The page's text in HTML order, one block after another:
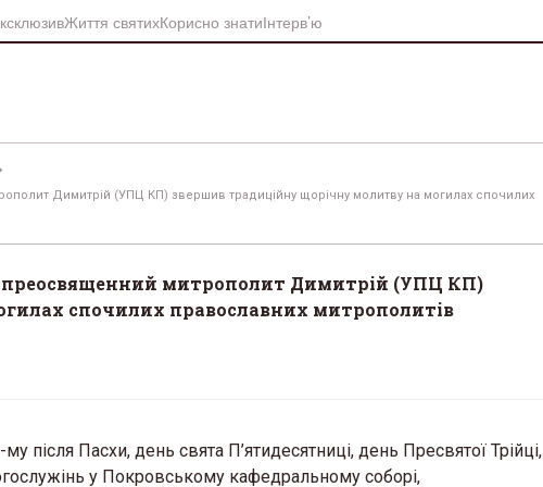
Життя святихКорисно знатиІнтерв’ю
Димитрій (УПЦ КП) звершив традиційну щорічну молитву на могилах спочилих
митрополит Димитрій (УПЦ КП)
спочилих православних митрополитів
після Пасхи, день свята П’ятидесятниці, день Пресвятої Трійці,
у Покровському кафедральному соборі,